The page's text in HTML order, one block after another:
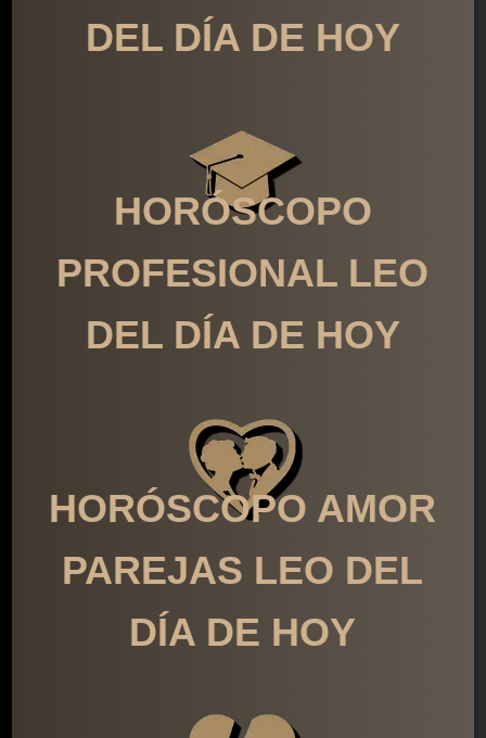
DEL DÍA DE HOY
HORÓSCOPO
PROFESIONAL LEO
DEL DÍA DE HOY
HORÓSCOPO AMOR
PAREJAS LEO DEL
DÍA DE HOY